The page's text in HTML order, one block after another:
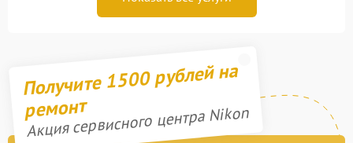
Получите 1500 рублей на
ремонт
Акция сервисного центра Nikon